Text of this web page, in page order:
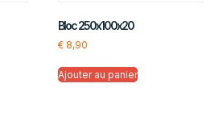
Bloc 250x100x20
€8,90
Ajouter au panier